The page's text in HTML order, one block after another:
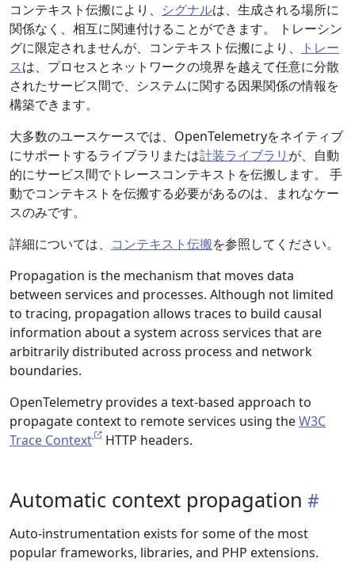
コンテキスト伝搬により、 シグナルは、生成される場所に
関係なく、相互に関連付けることができます。 トレーシン
グに限定されませんが、コンテキスト伝搬により、
トレー
スは、プロセスとネットワークの境界を越えて任意に分散
されたサービス間で、システムに関する因果関係の情報を
構築できます。
大多数のユースケースでは、OpenTelemetryをネイティブ
にサポートするライブラリまたは計装ライブラリ が、自動
的にサービス間でトレースコンテキストを伝搬します。 手
動でコンテキストを伝搬する必要があるのは、まれなケー
スのみです。
詳細については、 コンテキスト伝搬を参照してください。
Propagation is the mechanism that moves data
between services and processes. Although not limited
to tracing, propagation allows traces to build causal
information about a system across services that are
arbitrarily distributed across process and network
boundaries.
OpenTelemetry provides a text-based approach to
propagate context to remote services using theW3C
Trace Context
HTTP headers.
Automatic context propagation
Auto-instrumentation exists for some of the most
popular frameworks, libraries, and PHP extensions.